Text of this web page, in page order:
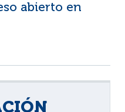
abierto en